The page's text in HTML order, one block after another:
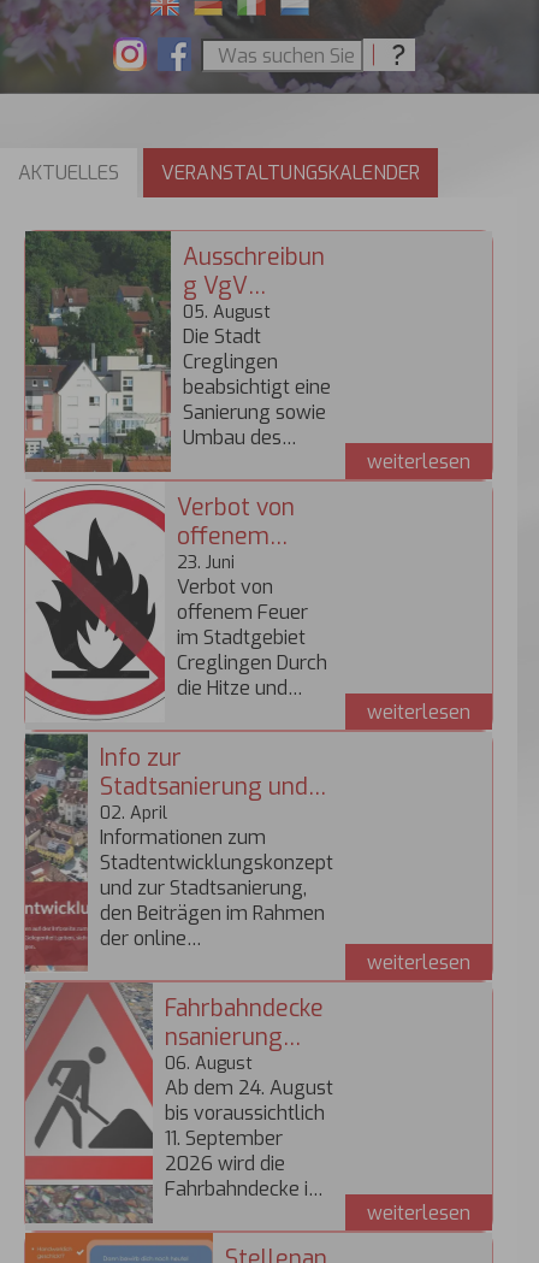
AKTUELLES VERANSTALTUNGSKALENDER
Ausschreibun
g VgV
Verfahren zur
Sanierung
und Umbau
des ehem.
Krankenhause
05. August
Die Stadt
Creglingen
beabsichtigt eine
Sanierung sowie
Umbau des
Krankenhauses
zu einem
Ärztezentrum im
laufenden
Betrieb. Dazu
erfolgt eine
Ausschreibung
im Bereich
Projektsteuerung
Link zum
weiterlesen
Verbot von
offenem
Feuer im
Stadtgebiet
Creglingen
23. Juni
Verbot von
offenem Feuer
im Stadtgebiet
Creglingen Durch
die Hitze und
vergangenen
Waldbrandgefahr
nimmt täglich
weiter zu.
Deshalb gilt ab
sofort ein Verbot
von offenem
Grillplätzen der
Stadt Creglingen.
weiterlesen
Info zur
Stadtsanierung und
zum
Stadtentwicklungsko
nzept
02. April
Informationen zum
Stadtentwicklungskonzept
und zur Stadtsanierung,
den Beiträgen im Rahmen
der online
vieles mehr finden Sie hier.
weiterlesen
Fahrbahndecke
nsanierung
Rothenburger
Straße/Bad
Mergentheimer
Straße
06. August
Ab dem 24. August
bis voraussichtlich
11. September
2026 wird die
Fahrbahndecke in
Straße / Bad
weiterlesen